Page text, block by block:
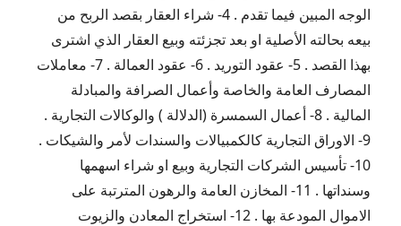
الوجه المبين فيما تقدم . 4- شراء العقار بقصد الربح من
بيعه بحالته الأصلية او بعد تجزئته وبيع العقار الذي اشترى
بهذا القصد . 5- عقود التوريد . 6- عقود العمالة . 7- معاملات
المصارف العامة والخاصة وأعمال الصرافة والمبادلة
المالية . 8- أعمال السمسرة (الدلالة ) والوكالات التجارية .
9- الاوراق التجارية كالكمبيالات والسندات لأمر والشيكات .
10- تأسيس الشركات التجارية وبيع او شراء اسهمها
وسنداتها . 11- المخازن العامة والرهون المترتبة على
الاموال المودعة بها . 12- استخراج المعادن والزيوت